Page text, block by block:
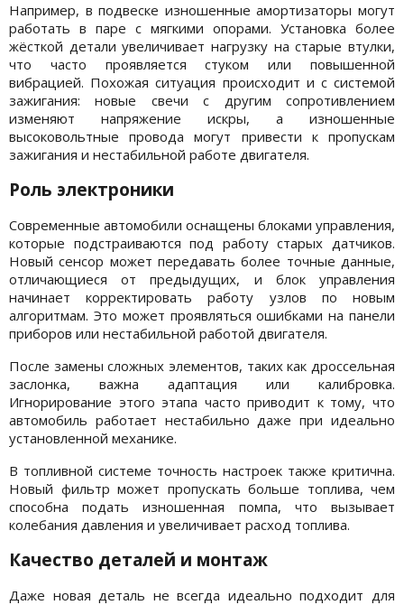
Например, в подвеске изношенные амортизаторы могут
работать в паре с мягкими опорами. Установка более
жёсткой детали увеличивает нагрузку на старые втулки,
что часто проявляется стуком или повышенной
вибрацией. Похожая ситуация происходит и с системой
зажигания: новые свечи с другим сопротивлением
изменяют напряжение искры, а изношенные
высоковольтные провода могут привести к пропускам
зажигания и нестабильной работе двигателя.
Роль электроники
Современные автомобили оснащены блоками управления,
которые подстраиваются под работу старых датчиков.
Новый сенсор может передавать более точные данные,
отличающиеся от предыдущих, и блок управления
начинает корректировать работу узлов по новым
алгоритмам. Это может проявляться ошибками на панели
приборов или нестабильной работой двигателя.
После замены сложных элементов, таких как дроссельная
заслонка, важна адаптация или калибровка.
Игнорирование этого этапа часто приводит к тому, что
автомобиль работает нестабильно даже при идеально
установленной механике.
В топливной системе точность настроек также критична.
Новый фильтр может пропускать больше топлива, чем
способна подать изношенная помпа, что вызывает
колебания давления и увеличивает расход топлива.
Качество деталей и монтаж
Даже новая деталь не всегда идеально подходит для